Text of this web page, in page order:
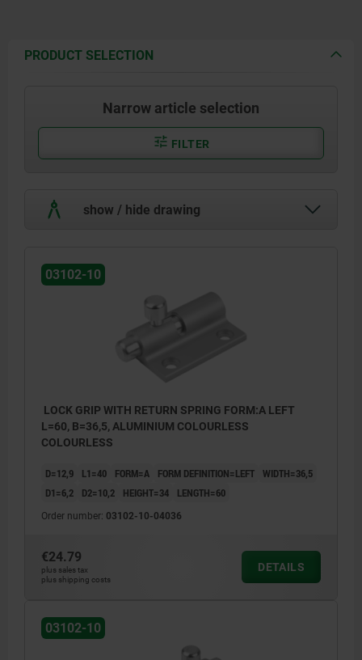
PRODUCT SELECTION
Narrow article selection
FILTER
show / hide drawing
03102-10
LOCK GRIP WITH RETURN SPRING FORM:A LEFT
L=60, B=36,5, ALUMINIUM COLOURLESS
COLOURLESS
D=12,9 L1=40 FORM=A FORM DEFINITION=LEFT WIDTH=36,5
D1=6,2
D2=10,2 HEIGHT=34 LENGTH=60
Order number: 03102-10-04036
€24.79
plus sales tax
plus shipping costs
DETAILS
03102-10